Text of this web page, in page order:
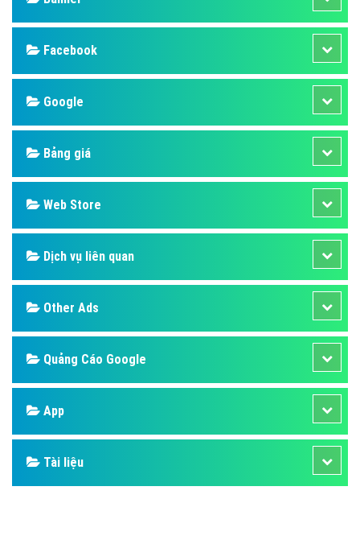
Design
SEO
Banner
Facebook
Google